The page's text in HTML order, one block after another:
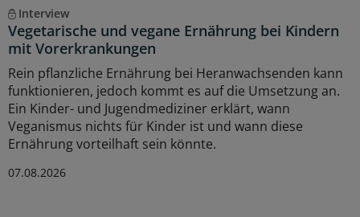
Interview
Vegetarische und vegane Ernährung bei Kindern
mit Vorerkrankungen
Rein pflanzliche Ernährung bei Heranwachsenden kann
funktionieren, jedoch kommt es auf die Umsetzung an.
Ein Kinder- und Jugendmediziner erklärt, wann
Veganismus nichts für Kinder ist und wann diese
Ernährung vorteilhaft sein könnte.
07.08.2026